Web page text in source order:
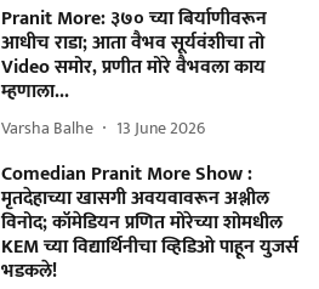
Pranit More: ३७० च्या बिर्याणीवरून
आधीच राडा; आता वैभव सूर्यवंशीचा तो
Video समोर, प्रणीत मोरे वैभवला काय
म्हणाला...
Varsha Balhe 13 June 2026
Comedian Pranit More Show :
मृतदेहाच्या खासगी अवयवावरून अश्लील
विनोद; कॉमेडियन प्रणित मोरेच्या शोमधील
KEM च्या विद्यार्थिनीचा व्हिडिओ पाहून युजर्स
भडकले!